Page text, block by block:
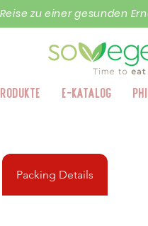
Reise zu einer gesunden
E-Katalog
Packing Details